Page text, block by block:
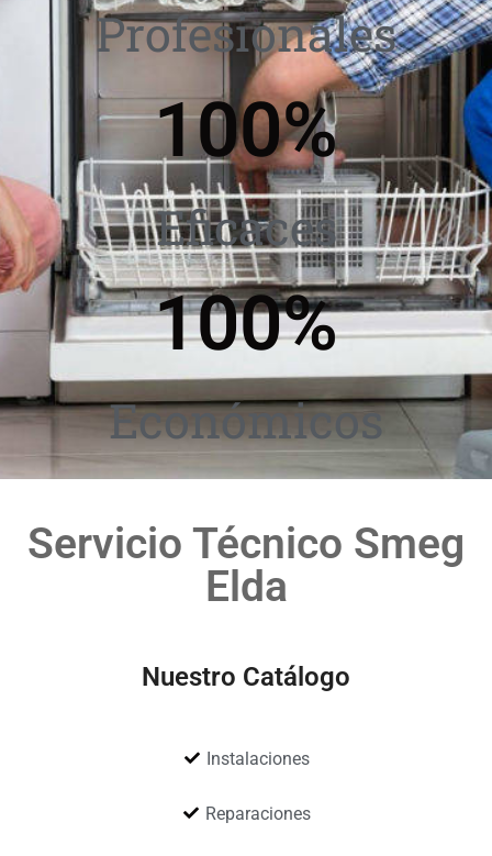
Profesionales
Eficaces
100%
Económicos
100%
Servicio Técnico Smeg
Elda
Nuestro Catálogo
Instalaciones
Reparaciones